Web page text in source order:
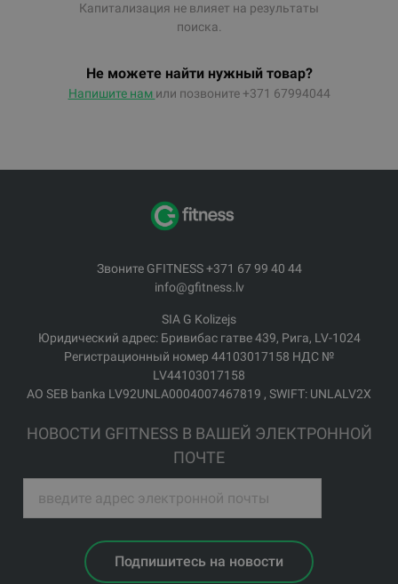
Капитализация не влияет на результаты
поиска.
Не можете найти нужный товар?
Напишите нам или позвоните +371 67994044
Звоните GFITNESS +371 67 99 40 44
info@gfitness.lv
SIA G Kolizejs
Юридический адрес: Бривибас гатве 439, Рига, LV-1024
Регистрационный номер 44103017158 НДС №
LV44103017158
АО SEB banka LV92UNLA0004007467819 , SWIFT: UNLALV2X
НОВОСТИ GFITNESS В ВАШЕЙ ЭЛЕКТРОННОЙ
ПОЧТЕ
Подпишитесь на новости